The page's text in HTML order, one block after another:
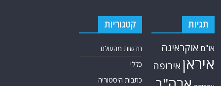
תגיות
או"ם אוקראינה
איראן אירופה
קטגוריות
חדשות מהעולם
כללי
כתבות היסטוריה